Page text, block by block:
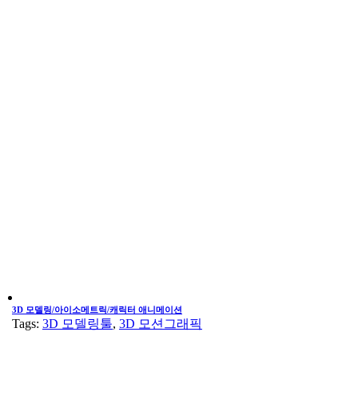
3D 모델링/아이소메트릭/캐릭터 애니메이션
Tags: 3D 모델링툴, 3D 모션그래픽